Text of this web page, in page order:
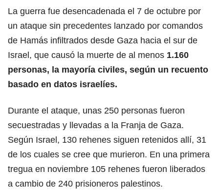
La guerra fue desencadenada el 7 de octubre por
un ataque sin precedentes lanzado por comandos
de Hamás infiltrados desde Gaza hacia el sur de
Israel, que causó la muerte de al menos 1.160
personas, la mayoría civiles, según un recuento
basado en datos israelíes.
Durante el ataque, unas 250 personas fueron
secuestradas y llevadas a la Franja de Gaza.
Según Israel, 130 rehenes siguen retenidos allí, 31
de los cuales se cree que murieron. En una primera
tregua en noviembre 105 rehenes fueron liberados
a cambio de 240 prisioneros palestinos.